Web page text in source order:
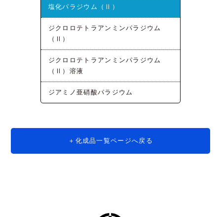
塩化パラジウム（Ⅱ）
ジクロロテトラアンミンパラジウム
（Ⅱ）
ジクロロテトラアンミンパラジウム
（Ⅱ）溶液
ジアミノ亜硝酸パラジウム
化成品一覧ページへ戻る